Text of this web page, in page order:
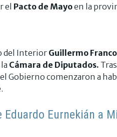
el Pacto de Mayoen la
del Interior Guillermo
Cámara de Diputados.
Gobierno comenzaron a
Eduardo Eurnekián a